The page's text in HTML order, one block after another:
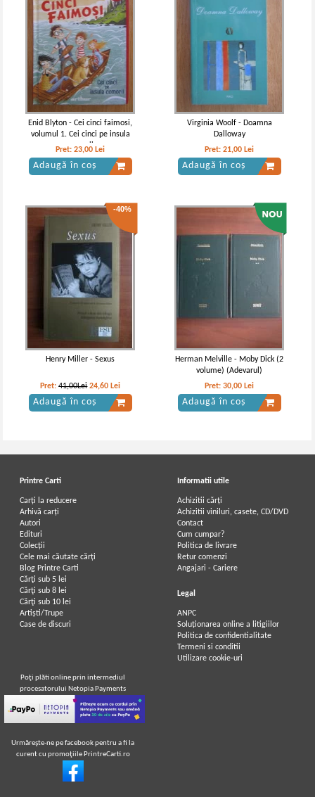
Henryk Sienkiewicz - Prin foc si
sabie (Leda Clasic)
Henryk Sienkiewicz - Prin foc si
sabie (volumul 2) (Adevarul)
Henryk Sienkiewicz - Prin foc si
sabie (2 volume)
Henryk Sienkiewicz - Prin foc si
Henryk Sienkiewicz - Prin foc si
sabie (2 volume)
Henryk Sienkiewicz - Prin foc si
sabie (1942)
Enid Blyton - Cei cinci faimosi,
volumul 1. Cei cinci pe insula
comorii
Pret:23,00 Lei
Adaugă în coș
Virginia Woolf - Doamna
Dalloway
Pret:21,00 Lei
Adaugă în coș
-40%
Henry Miller - Sexus
Pret:41,00Lei 24,60 Lei
Adaugă în coș
Herman Melville - Moby Dick (2
volume) (Adevarul)
Pret:30,00 Lei
Adaugă în coș
Printre Carti
Carți la reducere
Arhivă carți
Autori
Edituri
Colecții
Cele mai căutate cărți
Blog Printre Carti
Cărţi sub 5 lei
Cărţi sub 8 lei
Cărţi sub 10 lei
Artiști/Trupe
Case de discuri
Informatii utile
Achizitii cărți
Achizitii viniluri, casete, CD/DVD
Contact
Cum cumpar?
Politica de livrare
Retur comenzi
Angajari - Cariere
Legal
ANPC
Soluționarea online a litigiilor
Politica de confidentialitate
Termeni si conditii
Utilizare cookie-uri
Poţi plăti online prin intermediul
procesatorului Netopia Payments
Urmăreşte-ne pe facebook pentru a fi la
curent cu promoţiile PrintreCarti.ro